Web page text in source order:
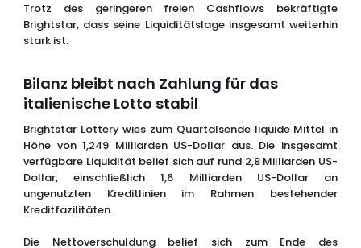
Trotz des geringeren freien Cashflows bekräftigte
Brightstar, dass seine Liquiditätslage insgesamt weiterhin
stark ist.
Bilanz bleibt nach Zahlung für das
italienische Lotto stabil
Brightstar Lottery wies zum Quartalsende liquide Mittel in
Höhe von 1,249 Milliarden US-Dollar aus. Die insgesamt
verfügbare Liquidität belief sich auf rund 2,8 Milliarden US-
Dollar, einschließlich 1,6 Milliarden US-Dollar an
ungenutzten Kreditlinien im Rahmen bestehender
Kreditfazilitäten.
Die Nettoverschuldung belief sich zum Ende des